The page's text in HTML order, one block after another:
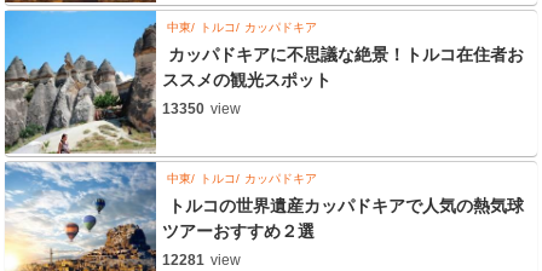
中東 トルコ カッパドキア
カッパドキアに不思議な絶景！トルコ在住者お
ススメの観光スポット
13350 view
中東 トルコ カッパドキア
トルコの世界遺産カッパドキアで人気の熱気球
ツアーおすすめ２選
12281 view